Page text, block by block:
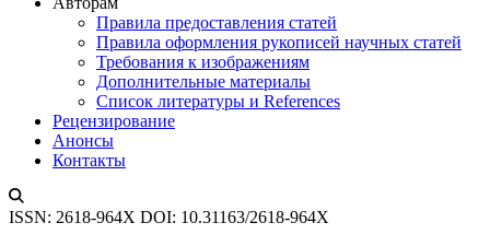
Правила предоставления статей
Правила оформления рукописей научных статей
Требования к изображениям
Дополнительные материалы
Список литературы и References
Рецензирование
Анонсы
Контакты
ISSN: 2618-964X DOI: 10.31163/2618-964X